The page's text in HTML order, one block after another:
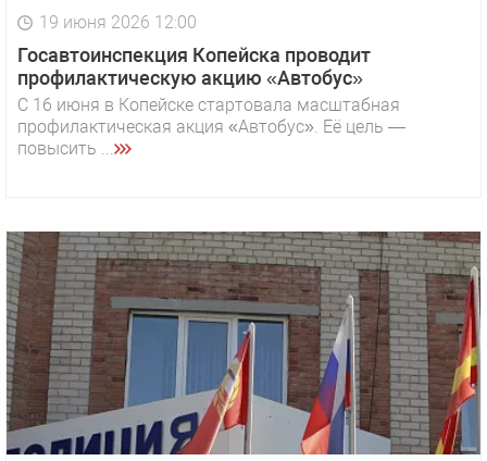
19 июня 2026 12:00
Госавтоинспекция Копейска проводит
профилактическую акцию «Автобус»
С 16 июня в Копейске стартовала масштабная
профилактическая акция «Автобус». Её цель —
повысить ...